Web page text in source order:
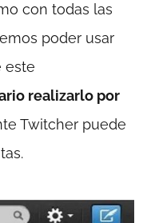
con todas las
poder usar
este
realizarlo por
Twitcher puede